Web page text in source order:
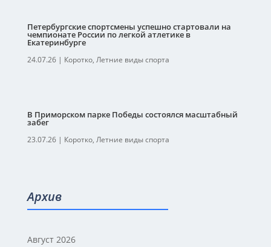
Петербургские спортсмены успешно стартовали на
чемпионате России по легкой атлетике в
Екатеринбурге
24.07.26| Коротко, Летние виды спорта
В Приморском парке Победы состоялся масштабный
забег
23.07.26| Коротко, Летние виды спорта
Архив
Август 2026